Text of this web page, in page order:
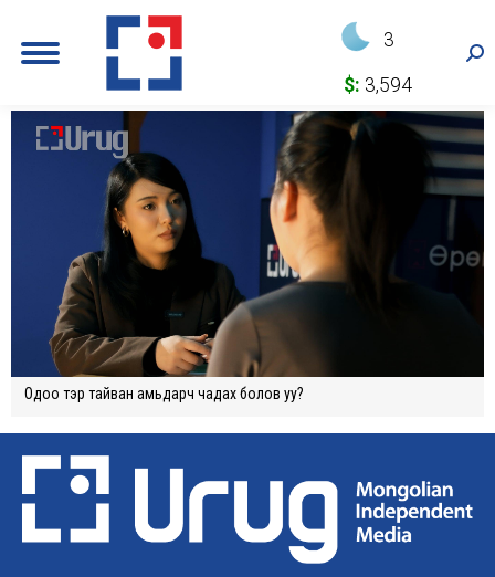
3
$: 3,594
Одоо тэр тайван амьдарч чадах болов уу?